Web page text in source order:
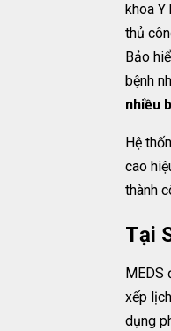
khoa Y
thủ
Bảo
bệnh
nhiều
Hệ
cao
thành
Tại
MEDS
xếp
dụng